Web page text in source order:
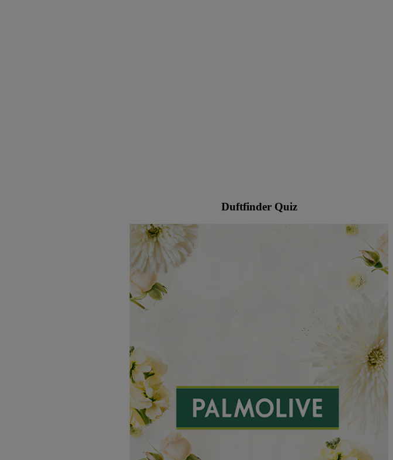
Duftfinder Quiz